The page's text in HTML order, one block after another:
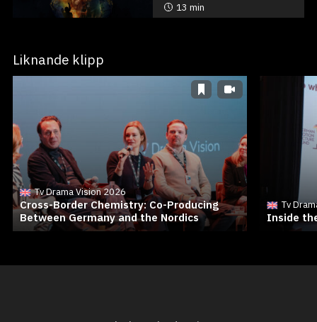
13 min
Liknande klipp
Tv Drama Vision 2026
Cross-Border Chemistry: Co-Producing
Between Germany and the Nordics
Tv
Inside